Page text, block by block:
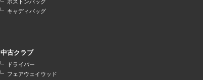
ボストンバッグ
キャディバッグ
中古クラブ
ドライバー
フェアウェイウッド